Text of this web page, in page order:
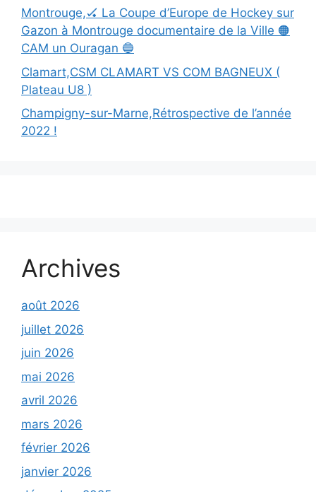
Montrouge,🏑 La Coupe d’Europe de Hockey sur
Gazon à Montrouge documentaire de la Ville 🟠
CAM un Ouragan 🔵
Clamart,CSM CLAMART VS COM BAGNEUX (
Plateau U8 )
Champigny-sur-Marne,Rétrospective de l’année
2022 !
Archives
août 2026
juillet 2026
juin 2026
mai 2026
avril 2026
mars 2026
février 2026
janvier 2026